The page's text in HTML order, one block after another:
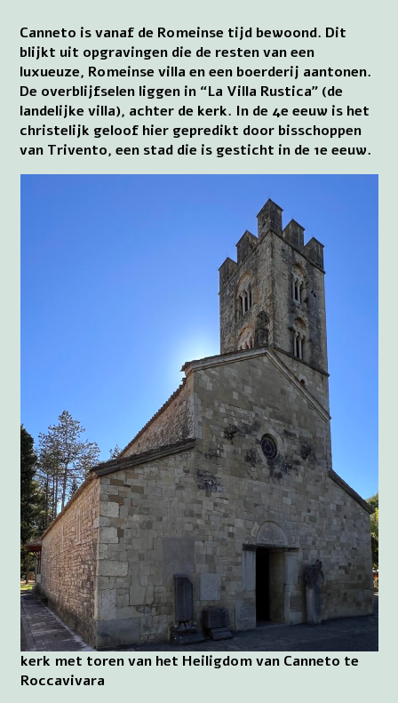
Canneto is vanaf de Romeinse tijd bewoond. Dit
blijkt uit opgravingen die de resten van een
luxueuze, Romeinse villa en een boerderij aantonen.
De overblijfselen liggen in “La Villa Rustica” (de
landelijke villa), achter de kerk. In de 4e eeuw is het
christelijk geloof hier gepredikt door bisschoppen
van Trivento, een stad die is gesticht in de 1e eeuw.
kerk met toren van het Heiligdom van Canneto te
Roccavivara